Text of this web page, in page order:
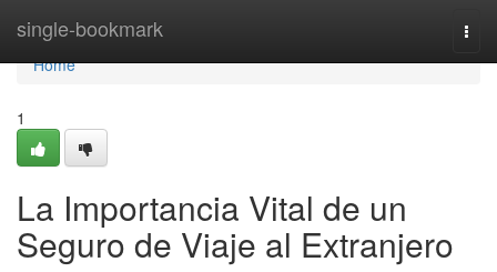
single-bookmark
Home
Home
1
La Importancia Vital de un
Seguro de Viaje al Extranjero